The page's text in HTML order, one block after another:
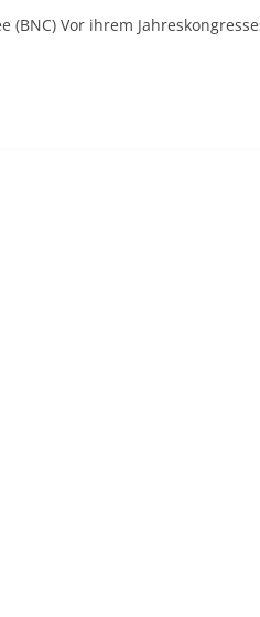
(BNC) Vor ihrem